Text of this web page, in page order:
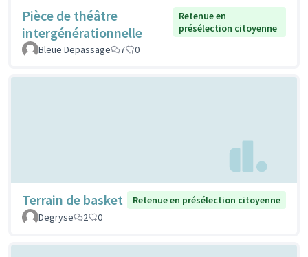
Pièce de théâtre
intergénérationnelle
Retenue en
présélection citoyenne
Bleue Depassage
7 0
Terrain de basket
Retenue en présélection citoyenne
Degryse
2 0